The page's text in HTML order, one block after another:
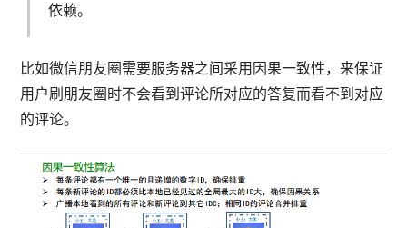
依赖。
比如微信朋友圈需要服务器之间采用因果一致性，来保证
用户刷朋友圈时不会看到评论所对应的答复而看不到对应
的评论。